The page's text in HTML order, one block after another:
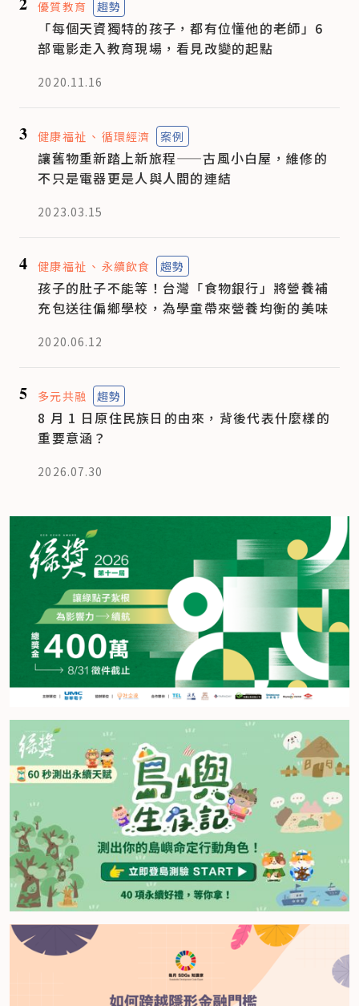
優質教育 趨勢
「每個天資獨特的孩子，都有位懂他的老師」6
部電影走入教育現場，看見改變的起點
2020.11.16
3 健康福祉 循環經濟 案例
讓舊物重新踏上新旅程——古風小白屋，維修的
不只是電器更是人與人間的連結
2023.03.15
4 健康福祉 永續飲食 趨勢
孩子的肚子不能等！台灣「食物銀行」將營養補
充包送往偏鄉學校，為學童帶來營養均衡的美味
2020.06.12
5 多元共融 趨勢
8 月 1 日原住民族日的由來，背後代表什麼樣的
重要意涵？
2026.07.30